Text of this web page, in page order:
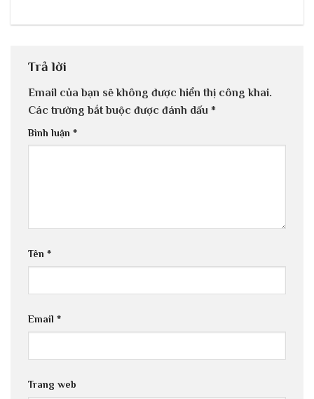
Trả lời
Email của bạn sẽ không được hiển thị công khai.
Các trường bắt buộc được đánh dấu *
Bình luận *
Tên *
Email *
Trang web